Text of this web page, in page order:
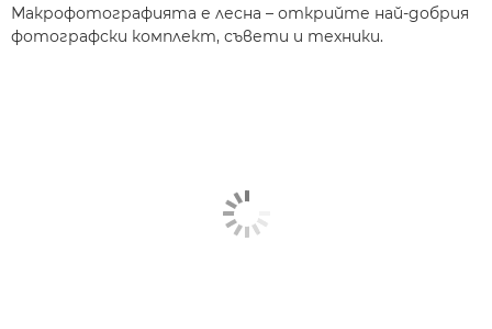
Макрофотографията е лесна – открийте най-добрия
фотографски комплект, съвети и техники.